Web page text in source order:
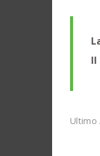
Il
Ultimo